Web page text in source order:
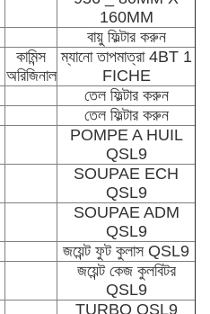
160MM
বায়ু ফিল্টার করুন
কামিন্স
অরিজিনাল
ম্যানো তাপমাত্রা 4BT 1
FICHE
তেল ফিল্টার করুন
তেল ফিল্টার করুন
POMPE A HUIL
QSL9
SOUPAE ECH
QSL9
SOUPAE ADM
QSL9
জয়েন্ট ফুট কুলাস QSL9
জয়েন্ট কেজ কুলবিটর
QSL9
TURBO QSL9